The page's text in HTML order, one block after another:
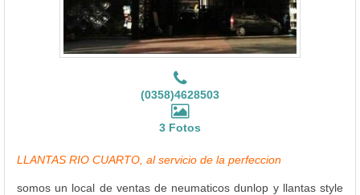
(0358)4628503
3 Fotos
LLANTAS RIO CUARTO, al servicio de la perfeccion
somos un local de ventas de neumaticos dunlop y llantas style